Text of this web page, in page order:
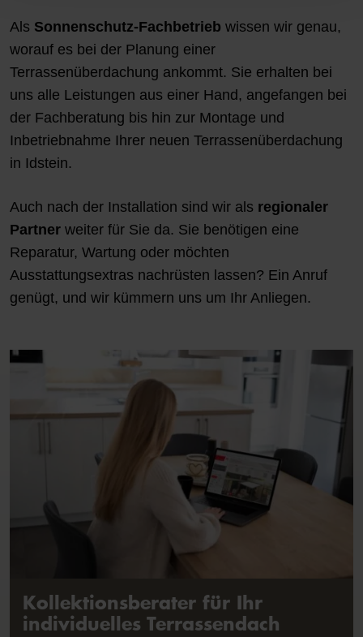
Als Sonnenschutz-Fachbetrieb wissen wir genau,
worauf es bei der Planung einer
Terrassenüberdachung ankommt. Sie erhalten bei
uns alle Leistungen aus einer Hand, angefangen bei
der Fachberatung bis hin zur Montage und
Inbetriebnahme Ihrer neuen Terrassenüberdachung
in Idstein.
Auch nach der Installation sind wir als regionaler
Partner weiter für Sie da. Sie benötigen eine
Reparatur, Wartung oder möchten
Ausstattungsextras nachrüsten lassen? Ein Anruf
genügt, und wir kümmern uns um Ihr Anliegen.
Kollektionsberater für Ihr
individuelles Terrassendach